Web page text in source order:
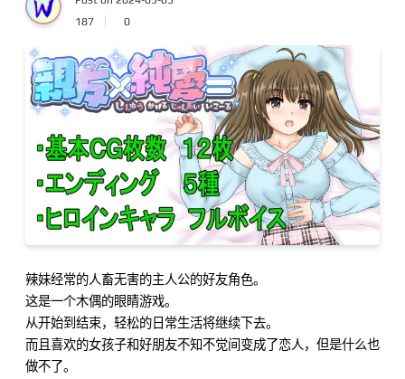
187
0
辣妹经常的人畜无害的主人公的好友角色。
这是一个木偶的眼睛游戏。
从开始到结束，轻松的日常生活将继续下去。
而且喜欢的女孩子和好朋友不知不觉间变成了恋人，但是什么也
做不了。